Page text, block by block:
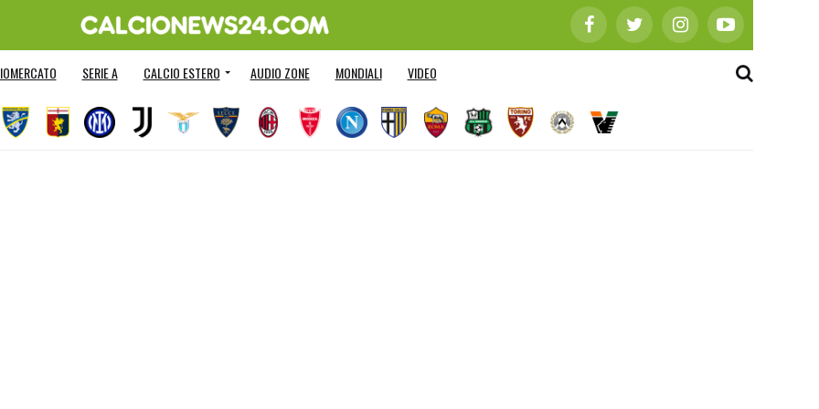
SERIE A CALCIO ESTERO AUDIO ZONE MONDIALI VIDEO